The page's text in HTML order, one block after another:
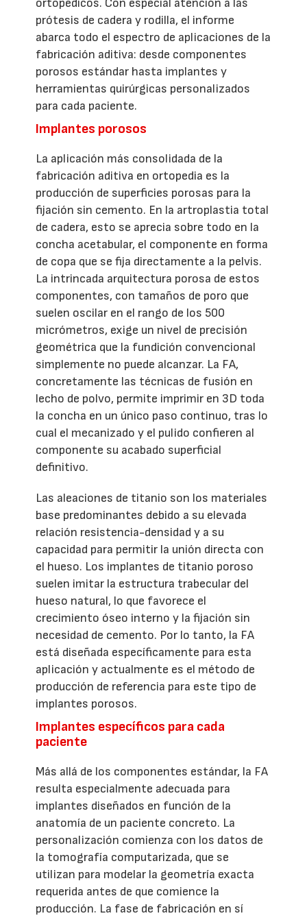
ortopédicos. Con especial atención a las
prótesis de cadera y rodilla, el informe
abarca todo el espectro de aplicaciones de la
fabricación aditiva: desde componentes
porosos estándar hasta implantes y
herramientas quirúrgicas personalizados
para cada paciente.
Implantes porosos
La aplicación más consolidada de la
fabricación aditiva en ortopedia es la
producción de superficies porosas para la
fijación sin cemento. En la artroplastia total
de cadera, esto se aprecia sobre todo en la
concha acetabular, el componente en forma
de copa que se fija directamente a la pelvis.
La intrincada arquitectura porosa de estos
componentes, con tamaños de poro que
suelen oscilar en el rango de los 500
micrómetros, exige un nivel de precisión
geométrica que la fundición convencional
simplemente no puede alcanzar. La FA,
concretamente las técnicas de fusión en
lecho de polvo, permite imprimir en 3D toda
la concha en un único paso continuo, tras lo
cual el mecanizado y el pulido confieren al
componente su acabado superficial
definitivo.
Las aleaciones de titanio son los materiales
base predominantes debido a su elevada
relación resistencia-densidad y a su
capacidad para permitir la unión directa con
el hueso. Los implantes de titanio poroso
suelen imitar la estructura trabecular del
hueso natural, lo que favorece el
crecimiento óseo interno y la fijación sin
necesidad de cemento. Por lo tanto, la FA
está diseñada específicamente para esta
aplicación y actualmente es el método de
producción de referencia para este tipo de
implantes porosos.
Implantes específicos para cada
paciente
Más allá de los componentes estándar, la FA
resulta especialmente adecuada para
implantes diseñados en función de la
anatomía de un paciente concreto. La
personalización comienza con los datos de
la tomografía computarizada, que se
utilizan para modelar la geometría exacta
requerida antes de que comience la
producción. La fase de fabricación en sí